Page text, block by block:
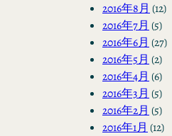
2016年8月 (12)
2016年7月 (5)
2016年6月 (27)
2016年5月 (2)
2016年4月 (6)
2016年3月 (5)
2016年2月 (5)
2016年1月 (12)